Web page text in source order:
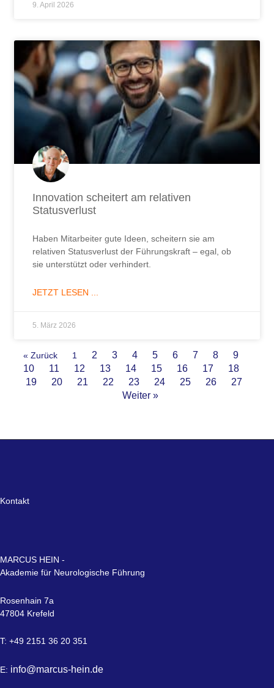
9. April 2026
Innovation scheitert am relativen
Statusverlust
Haben Mitarbeiter gute Ideen, scheitern sie am
relativen Statusverlust der Führungskraft – egal, ob
sie unterstützt oder verhindert.
JETZT LESEN ...
5. März 2026
« Zurück 1 2 3 4 5 6 7 8
9
10
11 12 13 14 15 16 17
18
19
20 21 22 23 24 25 26
27
Weiter »
Kontakt
MARCUS HEIN -
Akademie für Neurologische Führung
Rosenhain 7a
47804 Krefeld
T: +49 2151 36 20 351
E: info@marcus-hein.de